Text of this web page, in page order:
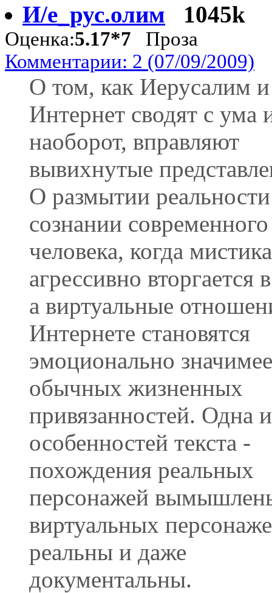
И/е_рус.олим
1045k
Оценка:5.17*7 Проза
Комментарии: 2 (07/09/2009)
О том, как Иерусалим и
Интернет сводят с ума
наоборот, вправляют
вывихнутые
О размытии
сознании современного
человека, когда мистика
агрессивно вторгается
а виртуальные
Интернете становятся
эмоционально значимее
обычных жизненных
привязанностей. Одна
особенностей текста -
похождения реальных
персонажей
виртуальных
реальны и даже
документальны.